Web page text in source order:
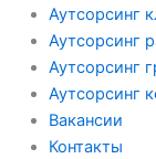
Аутсорсинг
Аутсорсинг
Аутсорсинг
Аутсорсинг
Вакансии
Контакты